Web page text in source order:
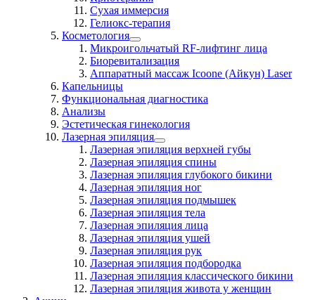
Сухая иммерсия
Гелиокс-терапия
Косметология
Микроигольчатый RF-лифтинг лица
Биоревитализация
Аппаратный массаж Icoone (Айкун) Laser
Капельницы
Функциональная диагностика
Анализы
Эстетическая гинекология
Лазерная эпиляция
Лазерная эпиляция верхней губы
Лазерная эпиляция спины
Лазерная эпиляция глубокого бикини
Лазерная эпиляция ног
Лазерная эпиляция подмышек
Лазерная эпиляция тела
Лазерная эпиляция лица
Лазерная эпиляция ушей
Лазерная эпиляция рук
Лазерная эпиляция подбородка
Лазерная эпиляция классического бикини
Лазерная эпиляция живота у женщин